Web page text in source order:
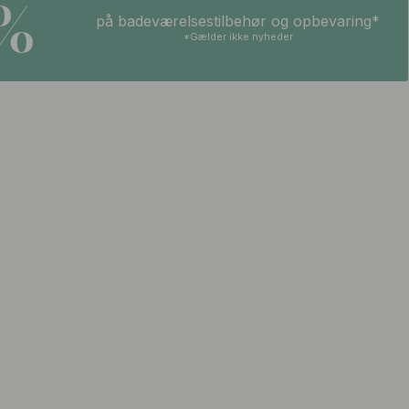
på badeværelsestilbehør og opbevaring*
*Gælder ikke nyheder